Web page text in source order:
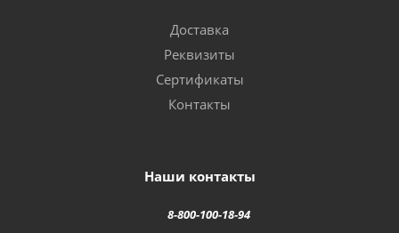
Доставка
Реквизиты
Сертификаты
Контакты
Наши контакты
8-800-100-18-94